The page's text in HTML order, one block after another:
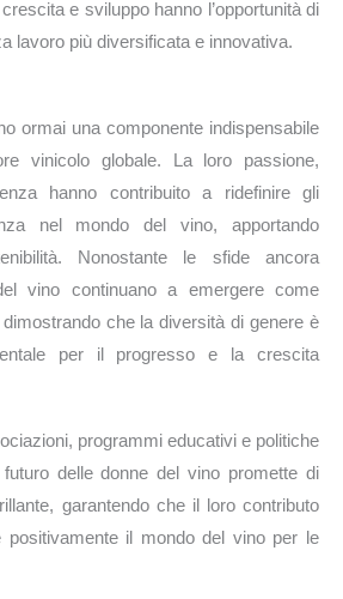
e sviluppo hanno l’opportunità di
lavoro più diversificata e innovativa.
ormai una componente indispensabile
vinicolo globale. La loro passione,
hanno contribuito a ridefinire gli
nel mondo del vino, apportando
Nonostante le sfide ancora
vino continuano a emergere come
dimostrando che la diversità di genere è
per il progresso e la crescita
programmi educativi e politiche
delle donne del vino promette di
garantendo che il loro contributo
positivamente il mondo del vino per le